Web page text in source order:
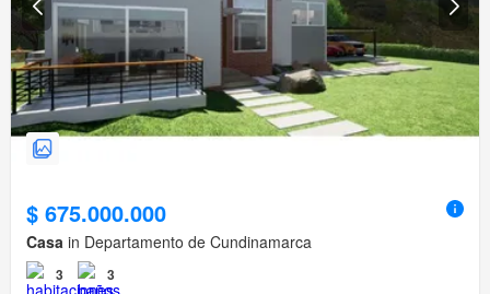
$ 675.000.000
Casa in Departamento de Cundinamarca
3 3